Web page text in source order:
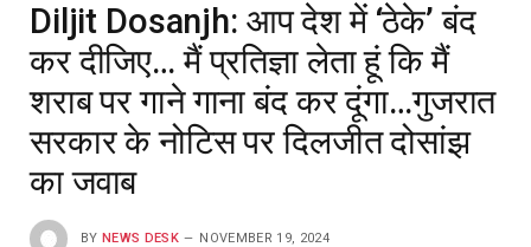
Diljit Dosanjh: आप देश में ‘ठेके’ बंद
कर दीजिए… मैं प्रतिज्ञा लेता हूं कि मैं
शराब पर गाने गाना बंद कर दूंगा…गुजरात
सरकार के नोटिस पर दिलजीत दोसांझ
का जवाब
BY NEWS DESK NOVEMBER 19, 2024